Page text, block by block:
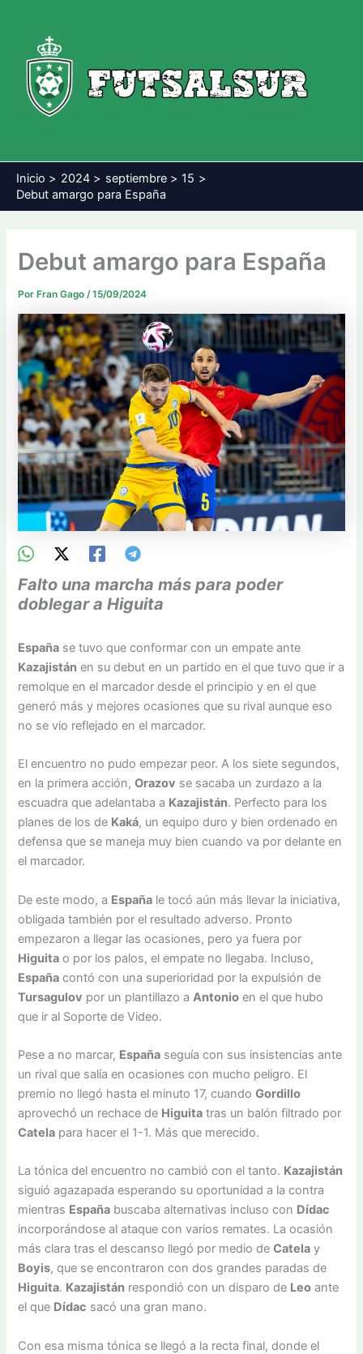
contenido
Inicio 2024 septiembre
15
Debut amargo para España
Debut amargo para España
PorFran Gago /15/09/2024
Falto una marcha más para poder
doblegar a Higuita
España se tuvo que conformar con un empate ante
Kazajistán en su debut en un partido en el que tuvo que ir a
remolque en el marcador desde el principio y en el que
generó más y mejores ocasiones que su rival aunque eso
no se vio reflejado en el marcador.
El encuentro no pudo empezar peor. A los siete segundos,
en la primera acción,Orazov se sacaba un zurdazo a la
escuadra que adelantaba a Kazajistán. Perfecto para los
planes de los de Kaká, un equipo duro y bien ordenado en
defensa que se maneja muy bien cuando va por delante en
el marcador.
De este modo, a España le tocó aún más llevar la iniciativa,
obligada también por el resultado adverso. Pronto
empezaron a llegar las ocasiones, pero ya fuera por
Higuita o por los palos, el empate no llegaba. Incluso,
España contó con una superioridad por la expulsión de
Tursagulov por un plantillazo aAntonio en el que hubo
que ir al Soporte de Video.
Pese a no marcar, España seguía con sus insistencias ante
un rival que salía en ocasiones con mucho peligro. El
premio no llegó hasta el minuto 17, cuandoGordillo
aprovechó un rechace de Higuita tras un balón filtrado por
Catela para hacer el 1-1. Más que merecido.
La tónica del encuentro no cambió con el tanto. Kazajistán
siguió agazapada esperando su oportunidad a la contra
mientras España buscaba alternativas incluso con Dídac
incorporándose al ataque con varios remates. La ocasión
más clara tras el descanso llegó por medio deCatela y
Boyis, que se encontraron con dos grandes paradas de
Higuita. Kazajistán respondió con un disparo de Leo ante
el que Dídac sacó una gran mano.
Con esa misma tónica se llegó a la recta final, donde el